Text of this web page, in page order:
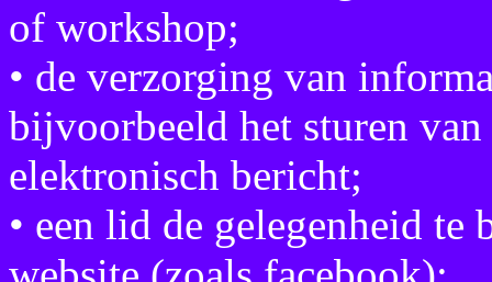
of workshop;
• de verzorging van
bijvoorbeeld het sturen
elektronisch bericht;
• een lid de gelegenheid te